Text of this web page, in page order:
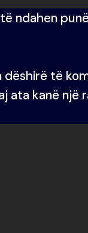
ndahen
dëshirë të
ata kanë